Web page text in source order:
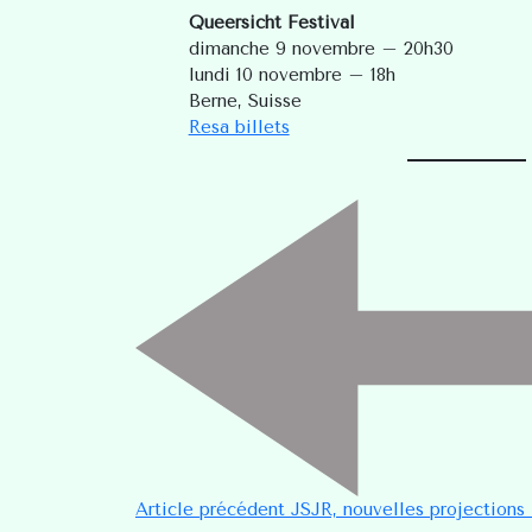
Queersicht Festival
dimanche 9 novembre – 20h30
lundi 10 novembre – 18h
Berne, Suisse
Resa billets
Article précédent JSJR, nouvelles projections